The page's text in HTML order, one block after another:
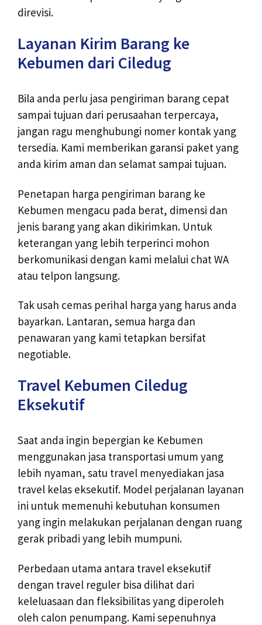
direvisi.
Layanan Kirim Barang ke
Kebumen dari Ciledug
Bila anda perlu jasa pengiriman barang cepat
sampai tujuan dari perusaahan terpercaya,
jangan ragu menghubungi nomer kontak yang
tersedia. Kami memberikan garansi paket yang
anda kirim aman dan selamat sampai tujuan.
Penetapan harga pengiriman barang ke
Kebumen mengacu pada berat, dimensi dan
jenis barang yang akan dikirimkan. Untuk
keterangan yang lebih terperinci mohon
berkomunikasi dengan kami melalui chat WA
atau telpon langsung.
Tak usah cemas perihal harga yang harus anda
bayarkan. Lantaran, semua harga dan
penawaran yang kami tetapkan bersifat
negotiable.
Travel Kebumen Ciledug
Eksekutif
Saat anda ingin bepergian ke Kebumen
menggunakan jasa transportasi umum yang
lebih nyaman, satu travel menyediakan jasa
travel kelas eksekutif. Model perjalanan layanan
ini untuk memenuhi kebutuhan konsumen
yang ingin melakukan perjalanan dengan ruang
gerak pribadi yang lebih mumpuni.
Perbedaan utama antara travel eksekutif
dengan travel reguler bisa dilihat dari
keleluasaan dan fleksibilitas yang diperoleh
oleh calon penumpang. Kami sepenuhnya